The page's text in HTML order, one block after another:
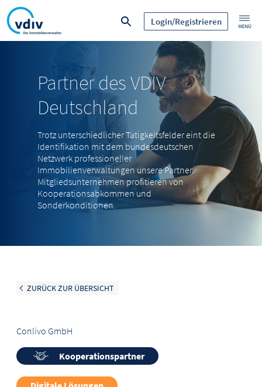
Login/Registrieren
Partner des VDIV
Deutschland
Trotz unterschiedlicher Tätigkeitsfelder eint die
Identifikation mit dem bundesdeutschen
Netzwerk professioneller
Immobilienverwaltungen unsere Partner.
Mitgliedsunternehmen profitieren von
Kooperationsabkommen und
Sonderkonditionen.
ZURÜCK ZUR ÜBERSICHT
Conlivo GmbH
Kooperationspartner